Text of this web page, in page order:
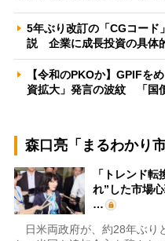
5年ぶり改訂の「CGコード
説 企業に成長投資の具体
【令和のPKOか】GPIFを
資拡大」発言の波紋 「国
森口亮「まるわかり市
「トレンド
れ”した市場
…
日米両政府が、約28年ぶり